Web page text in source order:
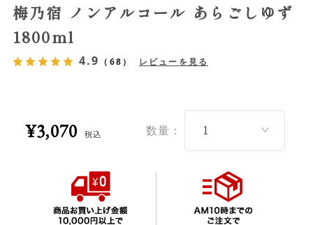
梅乃宿 ノンアルコール あらごしゆず
1800ml
4.9 （68） レビューを見る
¥3,070 税込 数量：